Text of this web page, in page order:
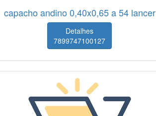
capacho andino 0,40x0,65 a 54 lancer
Detalhes
7899747100127